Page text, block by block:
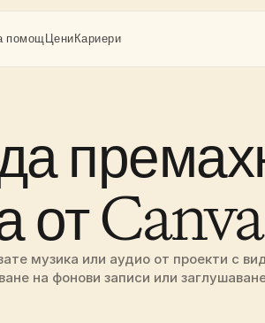
от
музика или аудио от проекти с
на фонови записи или
помощЦениКариери